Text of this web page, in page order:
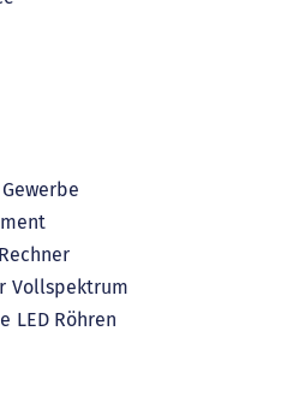
Vollspektrum
LED Röhren